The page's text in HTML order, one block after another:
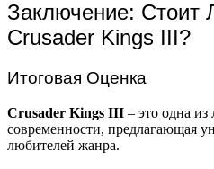
Заключение: Стоит
Crusader Kings III?
Итоговая Оценка
Crusader Kings III – это одна из
современности, предлагающая
любителей жанра.